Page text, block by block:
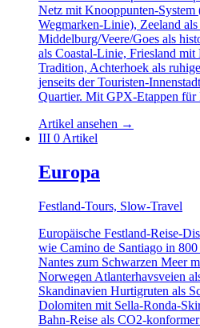
Netz mit Knooppunten-System
Wegmarken-Linie), Zeeland
Middelburg/Veere/Goes als
als Coastal-Linie, Friesland mit
Tradition, Achterhoek als
jenseits der Touristen-
Quartier. Mit GPX-Etappen für
Artikel ansehen →
III 0 Artikel
Europa
Festland-Tours, Slow-Travel
Europäische Festland-Reise-
wie Camino de Santiago in
Nantes zum Schwarzen Meer
Norwegen Atlanterhavsveien
Skandinavien Hurtigruten als
Dolomiten mit Sella-Ronda-
Bahn-Reise als CO2-